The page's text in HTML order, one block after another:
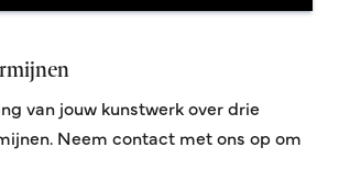
van jouw kunstwerk over drie
Neem contact met ons op om